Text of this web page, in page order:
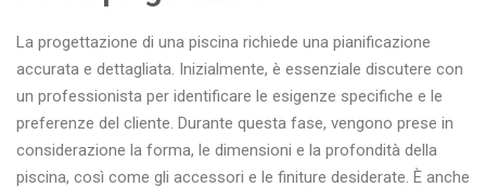
La progettazione di una piscina richiede una pianificazione
accurata e dettagliata. Inizialmente, è essenziale discutere con
un professionista per identificare le esigenze specifiche e le
preferenze del cliente. Durante questa fase, vengono prese in
considerazione la forma, le dimensioni e la profondità della
piscina, così come gli accessori e le finiture desiderate. È anche